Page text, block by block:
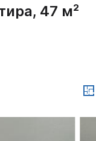
47 м²